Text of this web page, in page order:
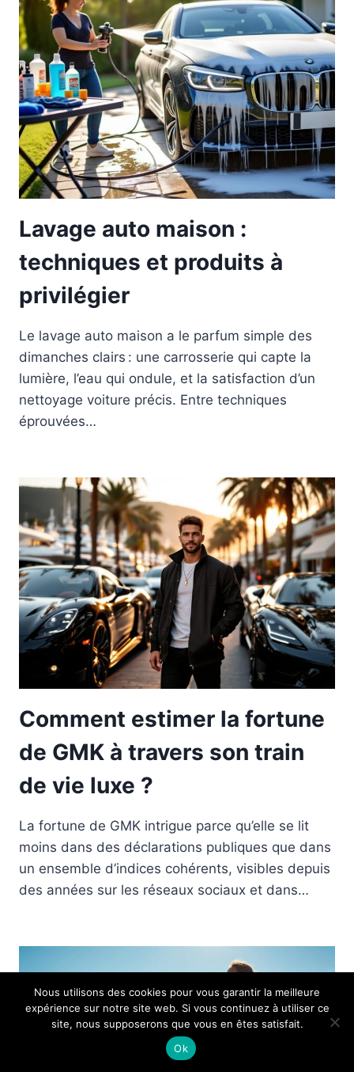
Lavage auto maison :
techniques et produits à
privilégier
Le lavage auto maison a le parfum simple des
dimanches clairs : une carrosserie qui capte la
lumière, l’eau qui ondule, et la satisfaction d’un
nettoyage voiture précis. Entre techniques
éprouvées…
Comment estimer la fortune
de GMK à travers son train
de vie luxe ?
La fortune de GMK intrigue parce qu’elle se lit
moins dans des déclarations publiques que dans
un ensemble d’indices cohérents, visibles depuis
des années sur les réseaux sociaux et dans…
Nous utilisons des cookies pour vous garantir la meilleure
expérience sur notre site web. Si vous continuez à utiliser ce
site, nous supposerons que vous en êtes satisfait.
Ok